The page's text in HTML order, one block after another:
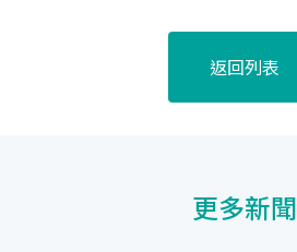
返回列表
更多新聞